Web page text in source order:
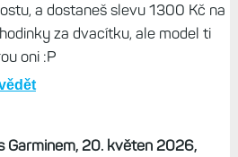
a dostaneš slevu 1300 Kč na
za dvacítku, ale model ti
oni :P
Garminem, 20. květen 2026,